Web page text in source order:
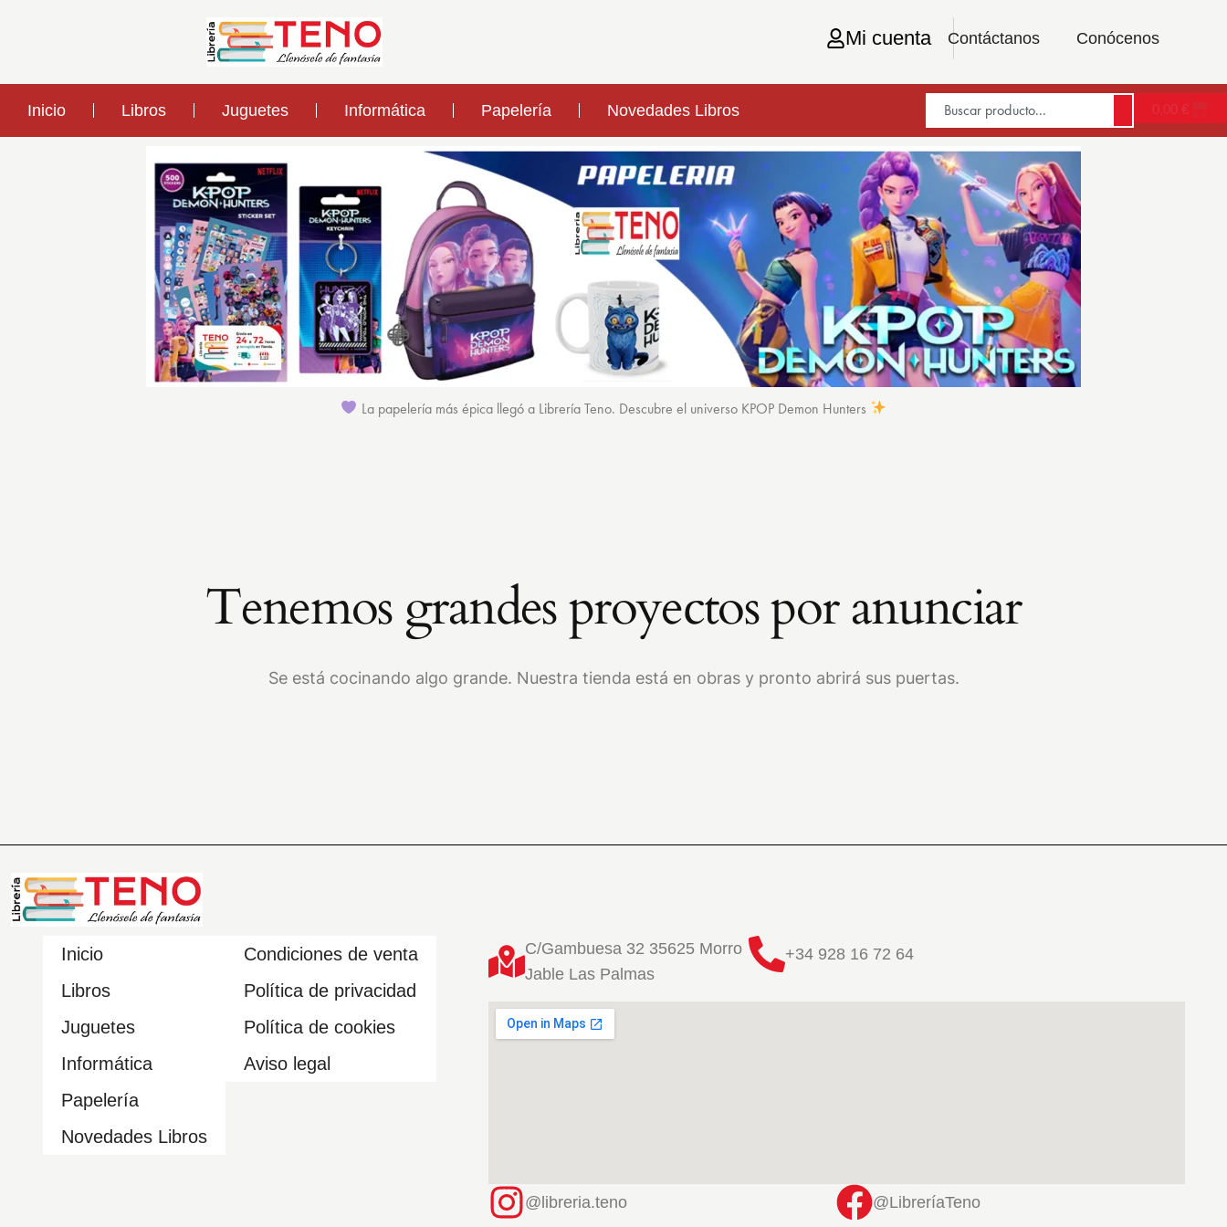
Contáctanos Conócenos
Mi cuenta
Inicio Libros Juguetes Informática Papelería Novedades Libros 0,00 €
La papelería más épica llegó a Librería Teno. Descubre el universo KPOP Demon Hunters
Tenemos grandes proyectos por anunciar
Se está cocinando algo grande. Nuestra tienda está en obras y pronto abrirá sus puertas.
Inicio
Libros
Juguetes
Informática
Papelería
Novedades Libros
Condiciones de venta
Política de privacidad
Política de cookies
Aviso legal
C/Gambuesa 32 35625 Morro
Jable Las Palmas
+34 928 16 72 64
@libreria.teno @LibreríaTeno